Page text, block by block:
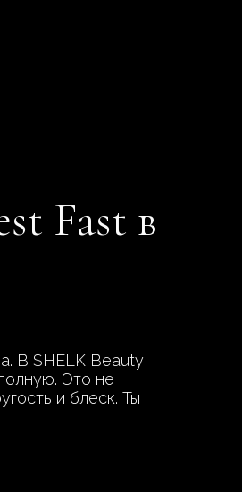
Fast в
В SHELK Beauty
Это не
и блеск. Ты